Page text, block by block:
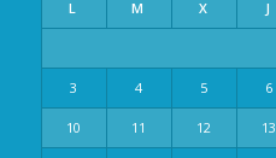
L M X J
3 4 5 6
10 11 12 13